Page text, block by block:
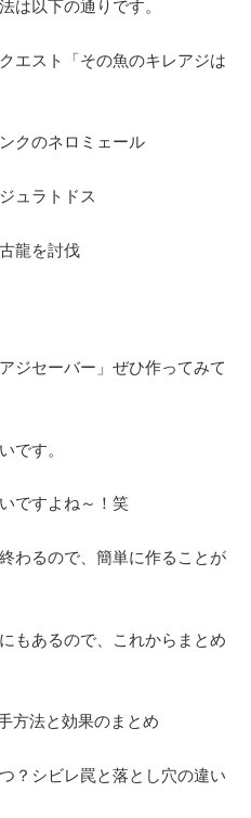
は以下の通りです。
エスト「その魚のキレアジは
クのネロミェール
ュラトドス
龍を討伐
ジセーバー」ぜひ作ってみて
です。
ですよね～！笑
わるので、簡単に作ることが
もあるので、これからまとめ
方法と効果のまとめ
？シビレ罠と落とし穴の違い